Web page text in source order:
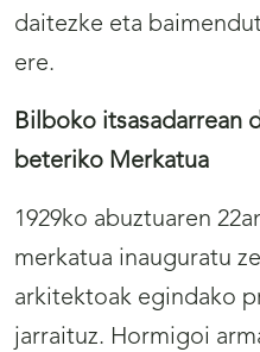
daitezke eta
ere.
Bilboko itsasadarrean
beteriko Merkatua
1929ko abuztuaren
merkatua inauguratu
arkitektoak egindako
jarraituz. Hormigoi